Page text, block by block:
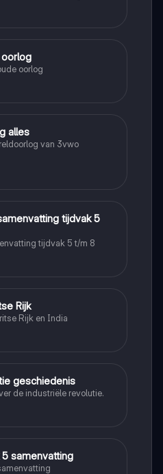
oorlog
alles
van 3vwo
tijdvak 5
tijdvak 5 t/m 8
Rijk
Rijk en India
geschiedenis
de industriële revolutie.
samenvatting